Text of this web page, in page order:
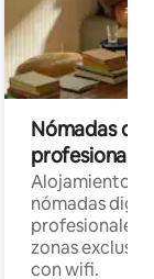
Nómadas
Alojamientos
nómadas
profesionales
zonas
con wifi.